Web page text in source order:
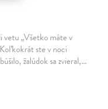
vetu „Všetko máte v
ste v noci
žalúdok sa zvieral,…